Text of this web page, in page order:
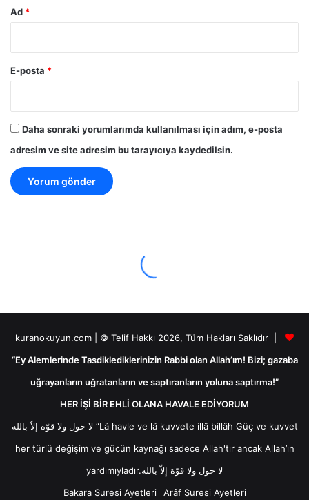
Ad *
E-posta *
Daha sonraki yorumlarımda kullanılması için adım, e-posta
adresim ve site adresim bu tarayıcıya kaydedilsin.
kuranokuyun.com | © Telif Hakkı 2026, Tüm Hakları Saklıdır |
“Ey Alemlerinde Tasdiklediklerinizin Rabbi olan Allah’ım! Bizi; gazaba
uğrayanların uğratanların ve saptıranların yoluna saptırma!”
HER İŞİ BİR EHLİ OLANA HAVALE EDİYORUM
لا حول ولا قوّة إلاّ بالله “Lâ havle ve lâ kuvvete illâ billâh Güç ve kuvvet
her türlü değişim ve gücün kaynağı sadece Allah'tır ancak Allah’ın
yardımıyladır.لا حول ولا قوّة إلاّ بالله
Bakara Suresi Ayetleri
Arâf Suresi Ayetleri